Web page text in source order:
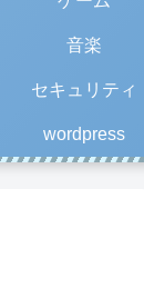
音楽
セキュリティ
wordpress